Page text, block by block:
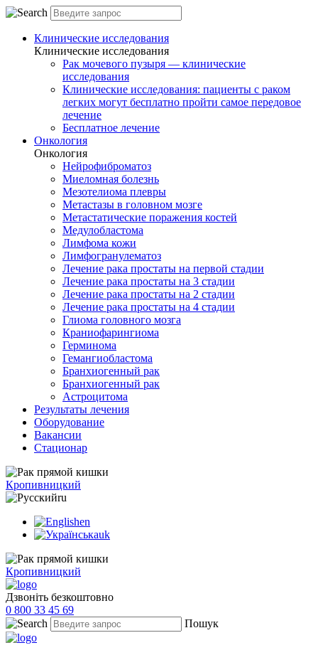
Клинические исследования
Клинические исследования
Рак мочевого пузыря — клинические
исследования
Клинические исследования: пациенты с раком
легких могут бесплатно пройти самое передовое
лечение
Бесплатное лечение
Онкология
Онкология
Нейрофиброматоз
Миеломная болезнь
Мезотелиома плевры
Метастазы в головном мозге
Метастатические поражения костей
Медулобластома
Лимфома кожи
Лимфогранулематоз
Лечение рака простаты на первой стадии
Лечение рака простаты на 3 стадии
Лечение рака простаты на 2 стадии
Лечение рака простаты на 4 стадии
Глиома головного мозга
Краниофарингиома
Герминома
Гемангиобластома
Бранхиогенный рак
Бранхиогенный рак
Астроцитома
Результаты лечения
Оборудование
Вакансии
Стационар
Кропивницкий
ru
en
uk
Кропивницкий
Дзвоніть безкоштовно
0 800 33 45 69
Пошук